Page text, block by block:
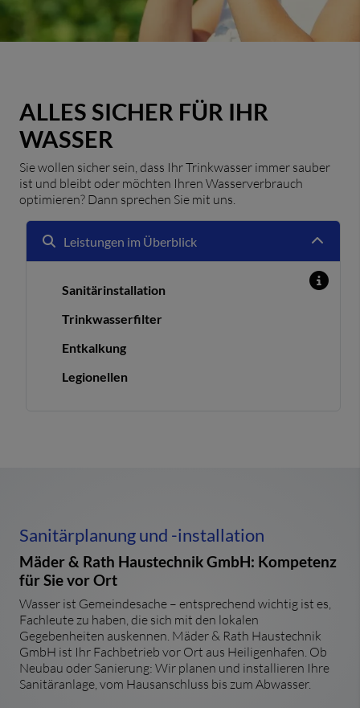
ALLES SICHER FÜR IHR
WASSER
Sie wollen sicher sein, dass Ihr Trinkwasser immer sauber
ist und bleibt oder möchten Ihren Wasserverbrauch
optimieren? Dann sprechen Sie mit uns.
Leistungen im Überblick
Sanitärinstallation
Trinkwasserfilter
Entkalkung
Legionellen
Sanitärplanung und -installation
Mäder & Rath Haustechnik GmbH: Kompetenz
für Sie vor Ort
Wasser ist Gemeindesache – entsprechend wichtig ist es,
Fachleute zu haben, die sich mit den lokalen
Gegebenheiten auskennen. Mäder & Rath Haustechnik
GmbH ist Ihr Fachbetrieb vor Ort aus Heiligenhafen. Ob
Neubau oder Sanierung: Wir planen und installieren Ihre
Sanitäranlage, vom Hausanschluss bis zum Abwasser.